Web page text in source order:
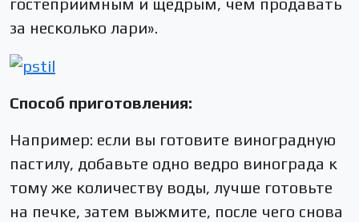
гостеприимным и щедрым, чем продавать
за несколько лари».
Способ приготовления:
Например: если вы готовите виноградную
пастилу, добавьте одно ведро винограда к
тому же количеству воды, лучше готовьте
на печке, затем выжмите, после чего снова